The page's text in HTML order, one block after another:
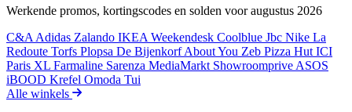
Werkende promos, kortingscodes en solden voor augustus 2026
C&A Adidas Zalando IKEA Weekendesk Coolblue Jbc Nike La
Redoute Torfs Plopsa De BijenkorfAbout You Zeb Pizza Hut ICI
Paris XL Farmaline Sarenza MediaMarkt Showroomprive ASOS
iBOOD Krefel Omoda Tui
Alle winkels